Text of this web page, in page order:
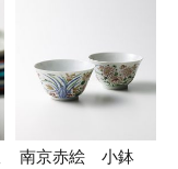
南京赤絵 小鉢